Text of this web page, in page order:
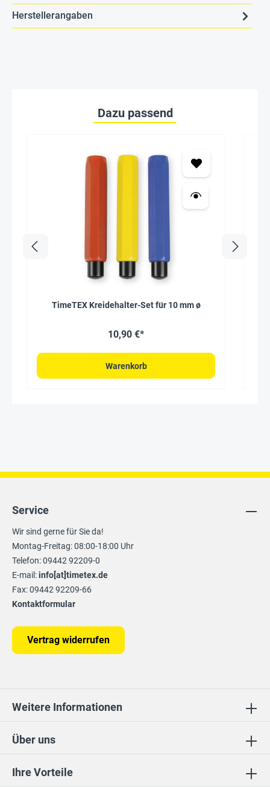
Herstellerangaben
Dazu passend
TimeTEX Kreidehalter-Set für 10 mm ø
10,90 €*
Warenkorb
Ihre Vorteile
Über uns
Service
Wir sind gerne für Sie da!
Montag-Freitag: 08:00-18:00 Uhr
Telefon: 09442 92209-0
E-mail:info[at]timetex.de
Fax: 09442 92209-66
Kontaktformular
Vertrag widerrufen
Weitere Informationen